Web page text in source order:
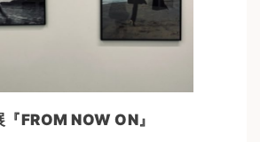
FROM NOW ON』